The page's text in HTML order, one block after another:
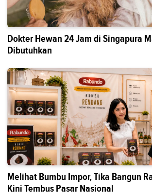
Dokter Hewan 24 Jam di Singapura
Dibutuhkan
Melihat Bumbu Impor, Tika Bangun
Kini Tembus Pasar Nasional